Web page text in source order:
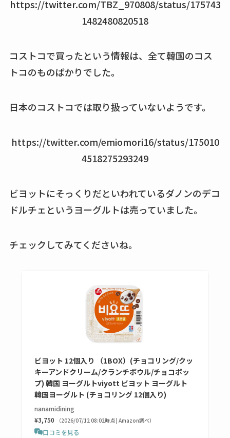
は？おすすめや効果
も調査
https://twitter.com/TBZ_970808/status/175743
1482480820518
コストコで買ったという情報は、全て韓国のコス
トコのものばかりでした。
日本のコストコでは取り扱っていないようです。
https://twitter.com/emiomori16/status/175010
4518275293249
ビヨットにそっくりだといわれているダノンのデコ
ドルチェというヨーグルトは売っていました。
チェックしてみてくださいね。
ビヨット 12個入り （1BOX）(チョコリング/クッ
キーアンドクリーム/クランチボウル/チョコポッ
プ) 韓国 ヨーグルトviyott ビヨット ヨーグルト
韓国ヨーグルト (チョコリング 12個入り)
nanamidining
¥3,750
（2026/07/12 08:02時点 | Amazon調べ）
口コミを見る